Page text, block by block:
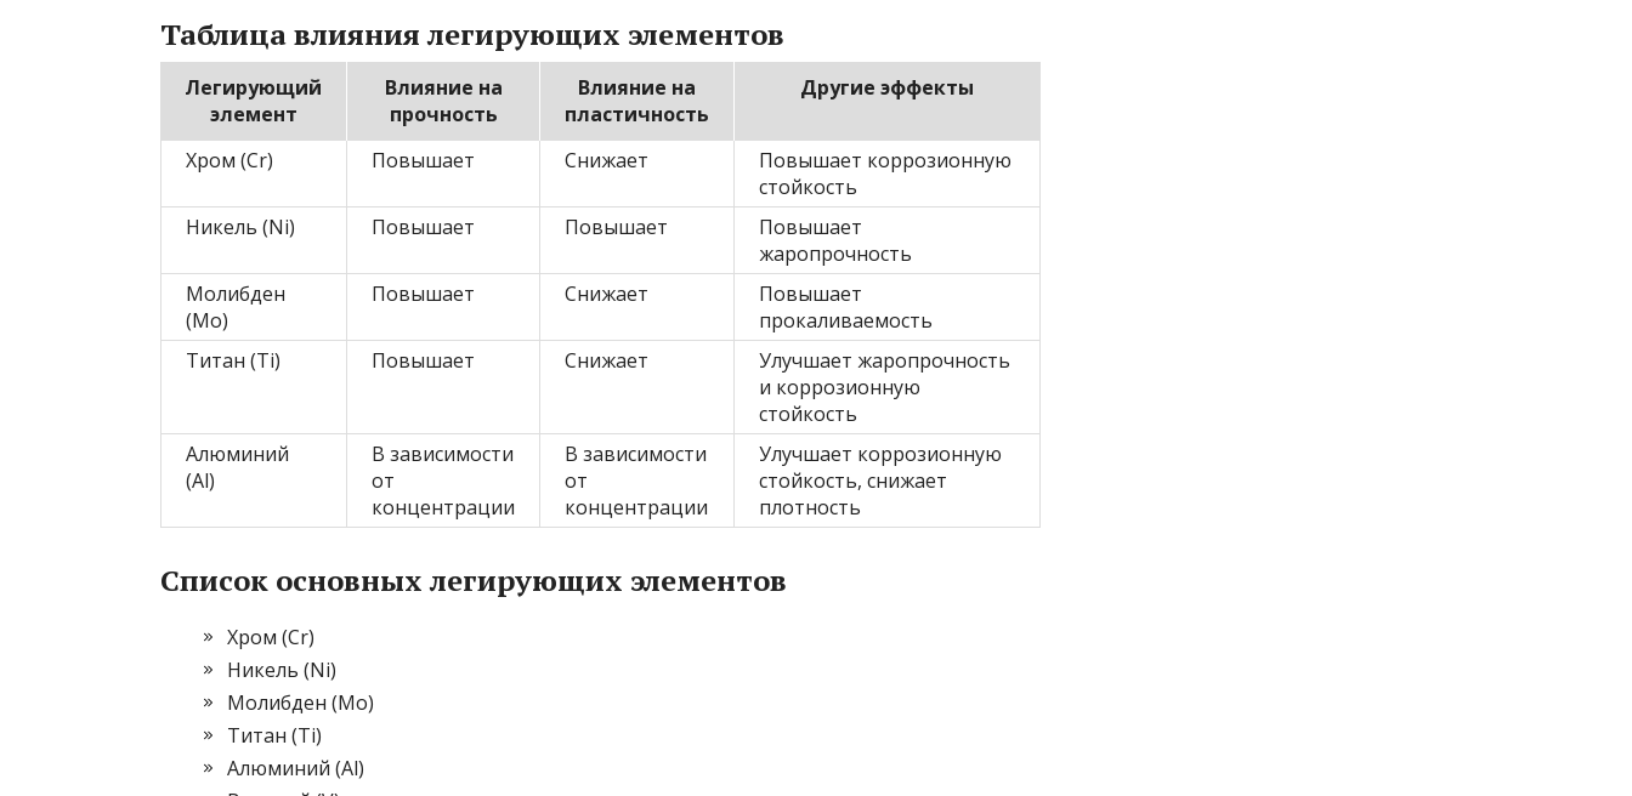
Таблица влияния легирующих элементов
Легирующий
элемент
Влияние на
прочность
Влияние на
пластичность
Другие эффекты
Хром (Cr) Повышает Снижает
Повышает коррозионную
стойкость
Никель (Ni)
Повышает Повышает
Повышает
жаропрочность
Молибден
(Mo)
Повышает Снижает
Повышает
прокаливаемость
Титан (Ti)
Повышает Снижает
Улучшает жаропрочность
и коррозионную
стойкость
Алюминий
(Al)
В зависимости
от
концентрации
В зависимости
от
концентрации
Улучшает коррозионную
стойкость, снижает
плотность
Список основных легирующих элементов
Хром (Cr)
Никель (Ni)
Молибден (Mo)
Титан (Ti)
Алюминий (Al)